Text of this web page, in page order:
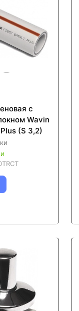
с
Wavin
(S 3,2)